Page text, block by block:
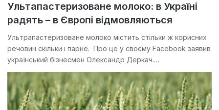
Ультапастеризоване молоко: в Україні
радять – в Європі відмовляються
Ультрапастеризоване молоко містить стільки ж корисних
речовин скільки і парне. Про це у своєму Facebook заявив
український бізнесмен Олександр Деркач.…